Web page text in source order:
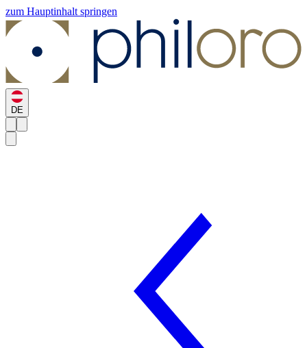
zum Hauptinhalt springen
DE